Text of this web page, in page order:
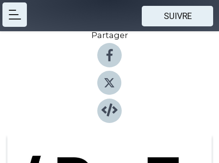
SUIVRE
Partager